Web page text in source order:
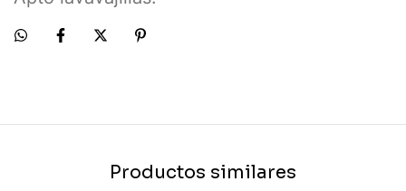
Productos similares